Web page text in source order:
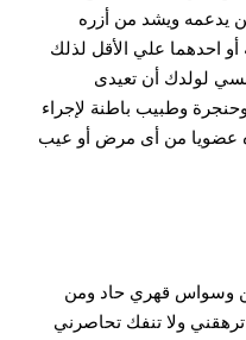
يدعمه ويشد من أزره
أو احدهما علي الأقل لذلك
لولدك أن تعيدى
وطبيب باطنة لإجراء
عضويا من أى مرض أو عيب
وسواس قهري حاد ومن
ترهقني ولا تنفك تحاصرني